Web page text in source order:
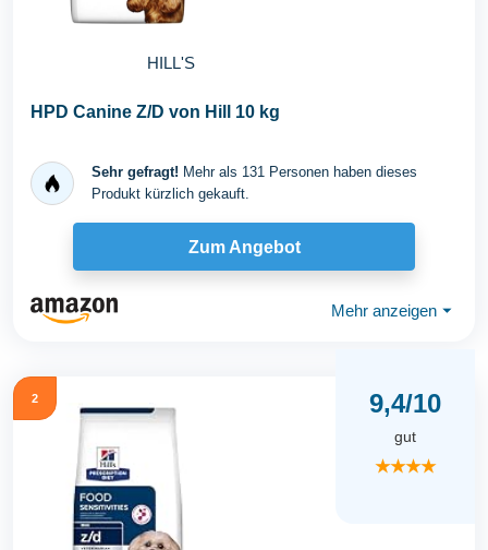
HILL'S
HPD Canine Z/D von Hill 10 kg
Sehr gefragt! Mehr als 131 Personen haben dieses
Produkt kürzlich gekauft.
Zum Angebot
Mehr anzeigen ⏷
2 9,4/10
gut
★★★★